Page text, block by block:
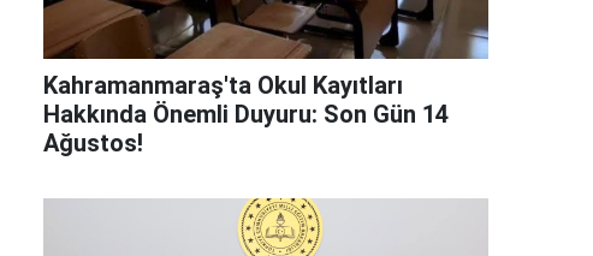
Kahramanmaraş'ta Okul Kayıtları
Hakkında Önemli Duyuru: Son Gün 14
Ağustos!